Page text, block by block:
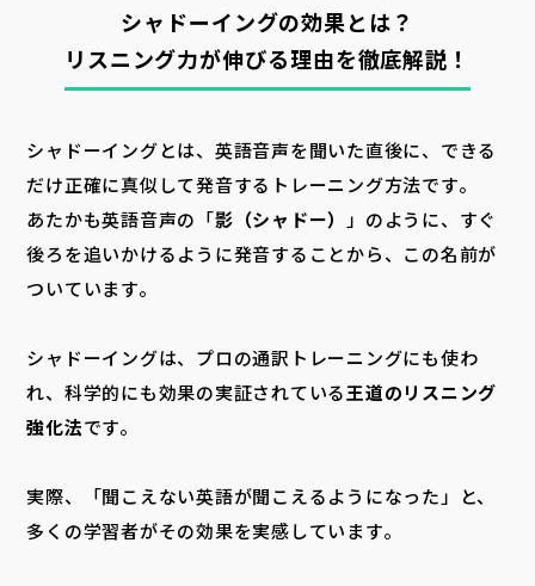
シャドーイングの効果とは？
リスニング力が伸びる理由を徹底解説！
シャドーイングとは、英語音声を聞いた直後に、できる
だけ正確に真似して発音するトレーニング方法です。
あたかも英語音声の「影（シャドー）
」のように、すぐ
後ろを追いかけるように発音することから、この名前が
ついています。
シャドーイングは、プロの通訳トレーニングにも使わ
れ、科学的にも効果の実証されている王道のリスニング
強化法です。
実際、「聞こえない英語が聞こえるようになった」と、
多くの学習者がその効果を実感しています。